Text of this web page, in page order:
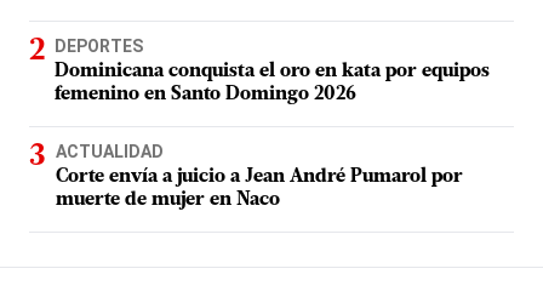
DEPORTES
Dominicana conquista el oro en kata por equipos
femenino en Santo Domingo 2026
ACTUALIDAD
Corte envía a juicio a Jean André Pumarol por
muerte de mujer en Naco